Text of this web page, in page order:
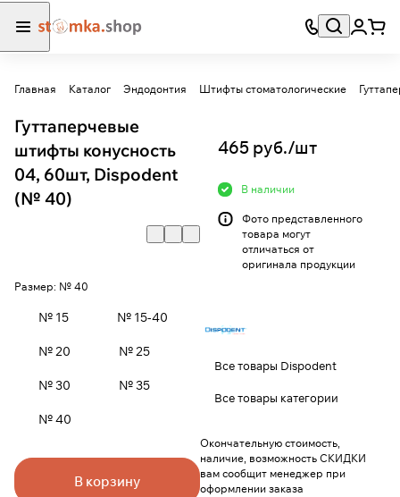
Главная Каталог Эндодонтия Штифты стоматологические
Гуттаперчевые
штифты конусность
04, 60шт, Dispodent
(№ 40)
Размер: № 40
№ 15 № 15-40
№ 20 № 25
№ 30 № 35
№ 40
В корзину
465 руб./шт
В наличии
Фото представленного
товара могут
отличаться от
оригинала продукции
Все товары Dispodent
Все товары категории
Окончательную стоимость,
наличие, возможность СКИДКИ
вам сообщит менеджер при
оформлении заказа